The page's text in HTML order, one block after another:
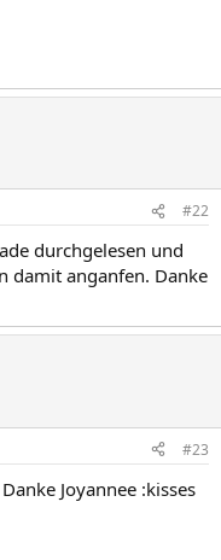
#22
durchgelesen und
damit anganfen. Danke
#23
Joyannee :kisses